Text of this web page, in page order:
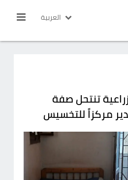
العربية
تنتحل صفة
مركزاً للتخسيس